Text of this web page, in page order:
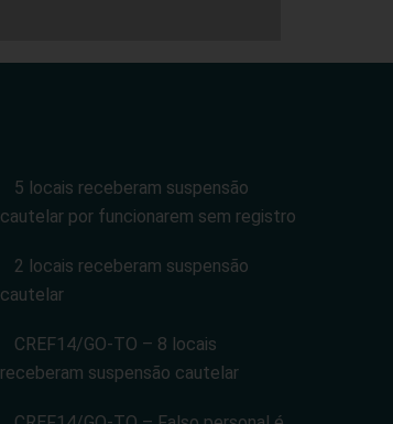
5 locais receberam suspensão
cautelar por funcionarem sem registro
2 locais receberam suspensão
cautelar
CREF14/GO-TO – 8 locais
receberam suspensão cautelar